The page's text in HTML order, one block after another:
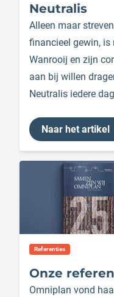
Neutralis
Alleen maar
financieel gewin, is
Wanrooij en zijn
aan bij willen
Neutralis iedere
Naar het artikel
Referenties
Onze
Omniplan vond